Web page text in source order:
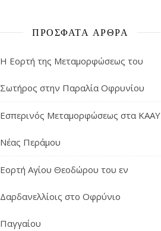
ΠΡΌΣΦΑΤΑ ΆΡΘΡΑ
Η Εορτή της Μεταμορφώσεως του
Σωτήρος στην Παραλία Οφρυνίου
Εσπερινός Μεταμορφώσεως στα ΚΑΑΥ
Νέας Περάμου
Εορτή Αγίου Θεοδώρου του εν
Δαρδανελλίοις στο Οφρύνιο
Παγγαίου